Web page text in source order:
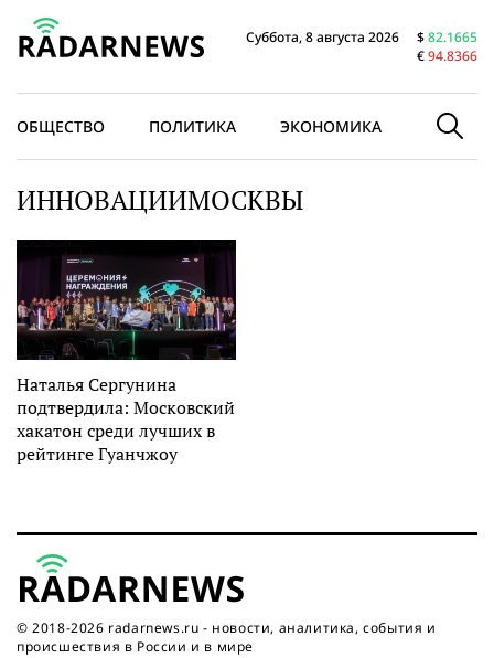
Суббота, 8 августа 2026 $82.1665
€94.8366
ОБЩЕСТВО ПОЛИТИКА ЭКОНОМИКА В МИРЕ
ИННОВАЦИИМОСКВЫ
Наталья Сергунина
подтвердила: Московский
хакатон среди лучших в
рейтинге Гуанчжоу
© 2018-2026 radarnews.ru - новости, аналитика, события и
происшествия в России и в мире